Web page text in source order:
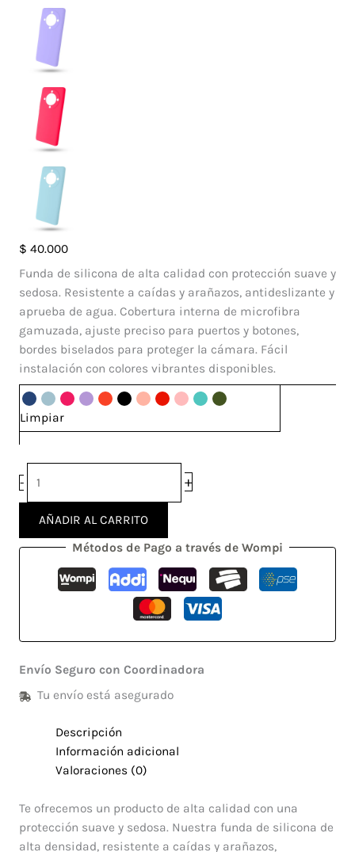
$ 40.000
Funda de silicona de alta calidad con protección suave y
sedosa. Resistente a caídas y arañazos, antideslizante y
aprueba de agua. Cobertura interna de microfibra
gamuzada, ajuste preciso para puertos y botones,
bordes biselados para proteger la cámara. Fácil
instalación con colores vibrantes disponibles.
Limpiar
-
Case
Silicone
Honor
Magic
5
Lite
cantidad
+
AÑADIR AL CARRITO
Métodos de Pago a través de Wompi
Envío Seguro con Coordinadora
Tu envío está asegurado
Descripción
Información adicional
Valoraciones (0)
Te ofrecemos un producto de alta calidad con una
protección suave y sedosa. Nuestra funda de silicona de
alta densidad, resistente a caídas y arañazos,